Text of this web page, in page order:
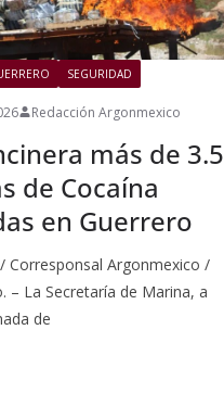
SEGURIDAD
Redacción Argonmexico
más de 3.5
de Cocaína
en Guerrero
Corresponsal Argonmexico /
– La Secretaría de Marina, a
de